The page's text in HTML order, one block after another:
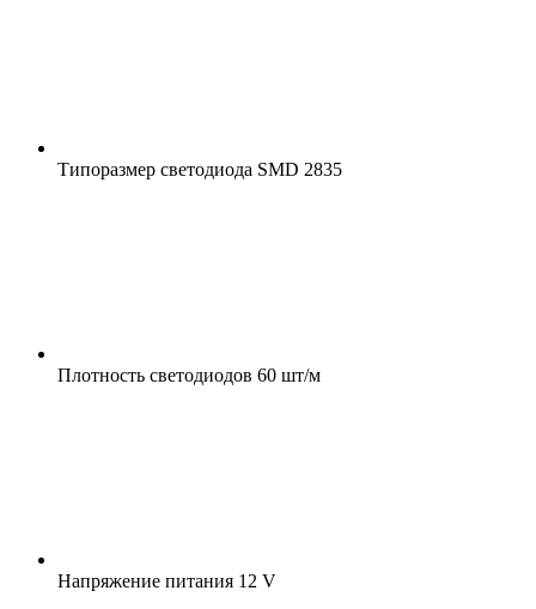
Типоразмер светодиода SMD 2835
Плотность светодиодов 60 шт/м
Напряжение питания 12 V